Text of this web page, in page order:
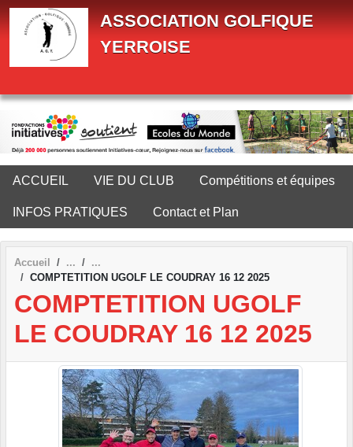
ASSOCIATION GOLFIQUE
YERROISE
ACCUEIL VIE DU CLUB Compétitions et équipes
INFOS PRATIQUES Contact et Plan
Accueil
COMPTETITION UGOLF LE COUDRAY 16 12 2025
COMPTETITION UGOLF
LE COUDRAY 16 12 2025
Panneau de gestion des cookies